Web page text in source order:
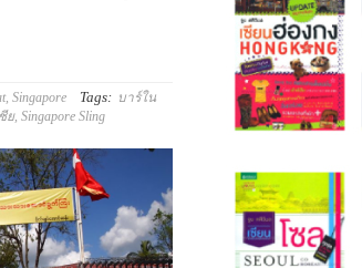
, Singapore Tags: บาร์ใน
ย, Singapore Sling